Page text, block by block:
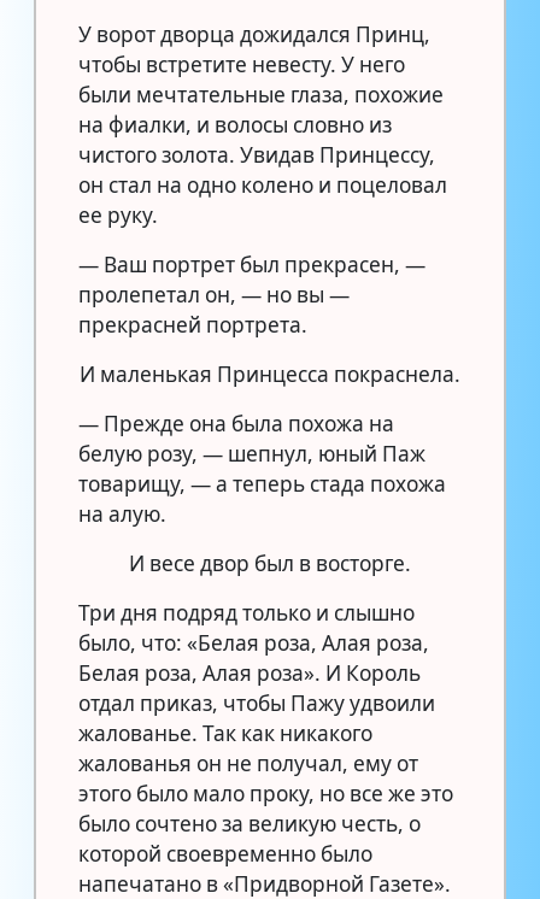
У ворот дворца дожидался Принц,
чтобы встретите невесту. У него
были мечтательные глаза, похожие
на фиалки, и волосы словно из
чистого золота. Увидав Принцессу,
он стал на одно колено и поцеловал
ее руку.
— Ваш портрет был прекрасен, —
пролепетал он, — но вы —
прекрасней портрета.
И маленькая Принцесса покраснела.
— Прежде она была похожа на
белую розу, — шепнул, юный Паж
товарищу, — а теперь стада похожа
на алую.
И весе двор был в восторге.
Три дня подряд только и слышно
было, что: «Белая роза, Алая роза,
Белая роза, Алая роза». И Король
отдал приказ, чтобы Пажу удвоили
жалованье. Так как никакого
жалованья он не получал, ему от
этого было мало проку, но все же это
было сочтено за великую честь, о
которой своевременно было
напечатано в «Придворной Газете».